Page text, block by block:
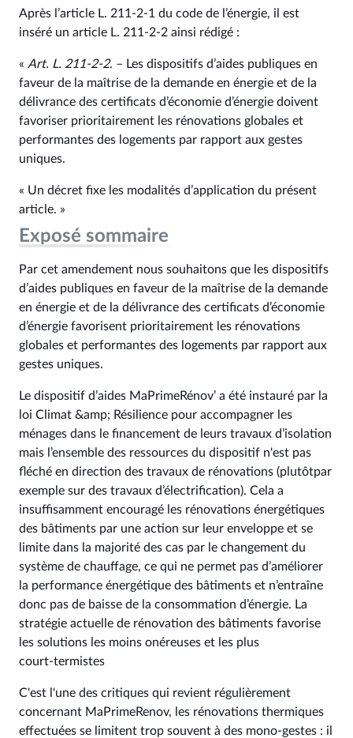
Après l’article L. 211‑2-1 du code de l’énergie, il est
inséré un article L. 211‑2‑2 ainsi rédigé :
« Art. L. 211‑2‑2. – Les dispositifs d’aides publiques en
faveur de la maîtrise de la demande en énergie et de la
délivrance des certificats d’économie d’énergie doivent
favoriser prioritairement les rénovations globales et
performantes des logements par rapport aux gestes
uniques.
« Un décret fixe les modalités d’application du présent
article. »
Exposé sommaire
Par cet amendement nous souhaitons que les dispositifs
d’aides publiques en faveur de la maîtrise de la demande
en énergie et de la délivrance des certificats d’économie
d’énergie favorisent prioritairement les rénovations
globales et performantes des logements par rapport aux
gestes uniques.
Le dispositif d’aides MaPrimeRénov’ a été instauré par la
loi Climat &amp; Résilience pour accompagner les
ménages dans le financement de leurs travaux d’isolation
mais l’ensemble des ressources du dispositif n'est pas
fléché en direction des travaux de rénovations (plutôtpar
exemple sur des travaux d’électrification). Cela a
insuffisamment encouragé les rénovations énergétiques
des bâtiments par une action sur leur enveloppe et se
limite dans la majorité des cas par le changement du
système de chauffage, ce qui ne permet pas d’améliorer
la performance énergétique des bâtiments et n’entraîne
donc pas de baisse de la consommation d’énergie. La
stratégie actuelle de rénovation des bâtiments favorise
les solutions les moins onéreuses et les plus
court‑termistes
C'est l'une des critiques qui revient régulièrement
concernant MaPrimeRenov, les rénovations thermiques
effectuées se limitent trop souvent à des mono-gestes : il